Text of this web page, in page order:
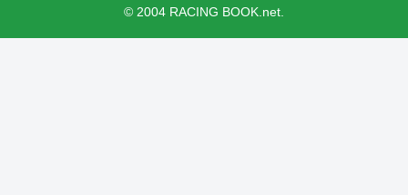
© 2004 RACING BOOK.net.